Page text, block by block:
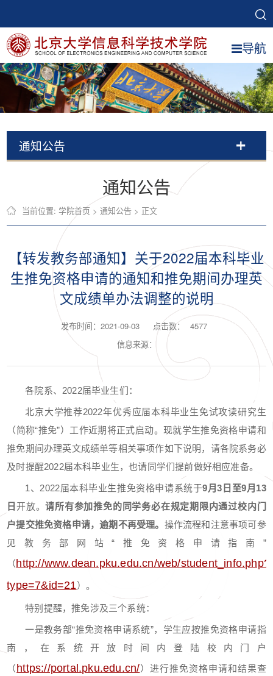
导航
通知公告
通知公告
当前位置:学院首页 >通知公告 > 正文
【转发教务部通知】关于2022届本科毕业
生推免资格申请的通知和推免期间办理英
文成绩单办法调整的说明
发布时间：2021-09-03 点击数：
4577
信息来源：
各院系、2022届毕业生们：
北京大学推荐2022年优秀应届本科毕业生免试攻读研究生
（简称“推免”）工作近期将正式启动。现就学生推免资格申请和
推免期间办理英文成绩单等相关事项作如下说明，请各院系务必
及时提醒2022届本科毕业生，也请同学们提前做好相应准备。
1、2022届本科毕业生推免资格申请系统于9月3 日至9月 13
日 开放。请所有参加推免的同学务必在规定期限内通过校内门
户提交推免资格申请，逾期不再受理。 操作流程和注意事项可参
见教务部网站“推免资格申请指南”
（http://www.dean.pku.edu.cn/web/student_info.php?
type=7&id=21）。
特别提醒，推免涉及三个系统：
一是教务部“推免资格申请系统”，学生应按推免资格申请指
南，在系统开放时间内登陆校内门户
（https://portal.pku.edu.cn/）进行推免资格申请和结果查